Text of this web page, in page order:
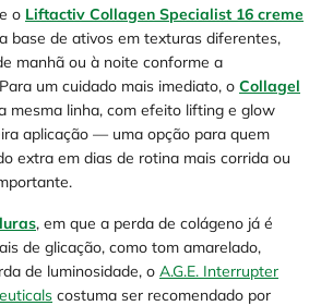
e o Liftactiv Collagen Specialist 16 creme
base de ativos em texturas diferentes,
manhã ou à noite conforme a
um cuidado mais imediato, o Collagel
mesma linha, com efeito lifting e glow
aplicação — uma opção para quem
extra em dias de rotina mais corrida ou
, em que a perda de colágeno já é
de glicação, como tom amarelado,
de luminosidade, o A.G.E. Interrupter
costuma ser recomendado por